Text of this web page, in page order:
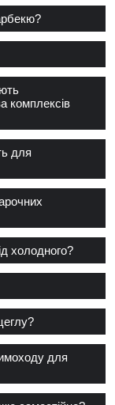
комплексів
для
холодного?
для